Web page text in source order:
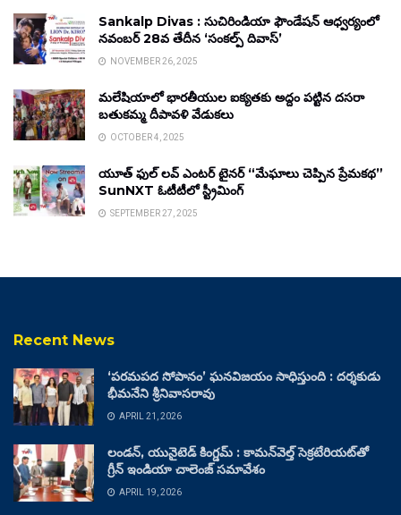
Sankalp Divas : సుచిరిండియా ఫౌండేషన్ ఆధ్వర్యంలో
నవంబర్ 28వ తేదీన ‘సంకల్ప్ దివాస్’
NOVEMBER 26, 2025
మలేషియాలో భారతీయుల ఐక్యతకు అద్దం పట్టిన దసరా
బతుకమ్మ దీపావళి వేడుకలు
OCTOBER 4, 2025
యూత్ ఫుల్ లవ్ ఎంటర్ టైనర్ “మేఘాలు చెప్పిన ప్రేమకథ”
SunNXT ఓటీటీలో స్ట్రీమింగ్
SEPTEMBER 27, 2025
Recent News
‘పరమపద సోపానం’ ఘనవిజయం సాధిస్తుంది : దర్శకుడు
భీమనేని శ్రీనివాసరావు
APRIL 21, 2026
లండన్, యునైటెడ్ కింగ్డమ్ : కామన్‌వెల్త్ సెక్రటేరియట్‌తో
గ్రీన్ ఇండియా చాలెంజ్ సమావేశం
APRIL 19, 2026